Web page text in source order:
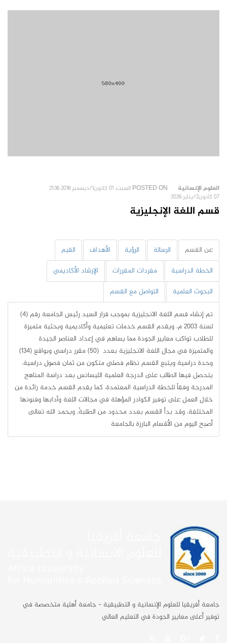
العلوم الإنسانية POSTED ON السبت، 01 كانون1/ديسمبر 2018 21:36
07 كانون2/يناير 2026
قسم اللغة الإنجليزية
عن القسم الرسالة الرؤية الأهداف
القيم
الخطة الدراسية
مفردات المقررات
الإرشاد الأكاديمي
البحوث العلمية
التواصل مع القسم
تم إنشاء قسم اللغة الانجليزية بموجب قرار السيد رئيس الجامعة رقم (4)
لسنة 2003 م، ويقدم القسم خدمات تعليمية وأكاديمية وبحثية متميزة
للطلاب تواكب معايير الجودة مما يساهم في إعداد العناصر الجيدة
والمتميزة في مجال اللغة الانجليزية بعدد (50) مقرر دراسي وبواقع (134)
وحدة دراسية ويتبع القسم نظام فصلي متكون من ثمان فصول دراسية،
يتحصل فيها الطالب على الدرجة العلمية الليسانس بعد دراسة المناهج
المدرجة وفقاً للخطة الدراسية المعتمدة، كما يقدم القسم خدمة رائدة من
خلال العمل على توفير الكوادر المؤهلة في مجالات اللغة وآدابها وفنونها
المختلفة، وقد بدأ القسم بعدد محدود من الطلبةً، وبحمد الله تعالى
أصبح اليوم من الأقسام البارزة بالجامعة
جامعة أفريقيا للعلوم الإنسانية و التطبيقية - جامعة أهلية متخصصة في
توفير أعلى معايير الجودة في التعليم العالي